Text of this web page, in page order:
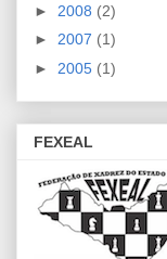
► 2008 (2)
► 2007 (1)
► 2005 (1)
FEXEAL